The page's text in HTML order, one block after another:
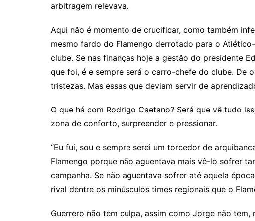
arbitragem relevava.
Aqui não é momento de crucificar, como também
mesmo fardo do Flamengo derrotado para o
clube. Se nas finanças hoje a gestão do presidente
que foi, é e sempre será o carro-chefe do clube. De
tristezas. Mas essas que deviam servir de
O que há com Rodrigo Caetano? Será que vê tudo
zona de conforto, surpreender e pressionar.
“Eu fui, sou e sempre serei um torcedor de
Flamengo porque não aguentava mais vê-lo sofrer
campanha. Se não aguentava sofrer até aquela
rival dentre os minúsculos times regionais que o
Guerrero não tem culpa, assim como Jorge não